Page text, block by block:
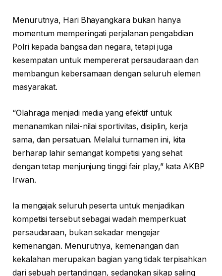
Menurutnya, Hari Bhayangkara bukan hanya
momentum memperingati perjalanan pengabdian
Polri kepada bangsa dan negara, tetapi juga
kesempatan untuk mempererat persaudaraan dan
membangun kebersamaan dengan seluruh elemen
masyarakat.
“Olahraga menjadi media yang efektif untuk
menanamkan nilai-nilai sportivitas, disiplin, kerja
sama, dan persatuan. Melalui turnamen ini, kita
berharap lahir semangat kompetisi yang sehat
dengan tetap menjunjung tinggi fair play,” kata AKBP
Irwan.
Ia mengajak seluruh peserta untuk menjadikan
kompetisi tersebut sebagai wadah memperkuat
persaudaraan, bukan sekadar mengejar
kemenangan. Menurutnya, kemenangan dan
kekalahan merupakan bagian yang tidak terpisahkan
dari sebuah pertandingan, sedangkan sikap saling